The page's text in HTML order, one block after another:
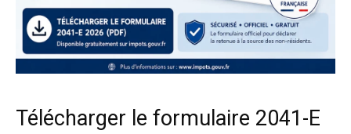
Télécharger le formulaire 2041-E